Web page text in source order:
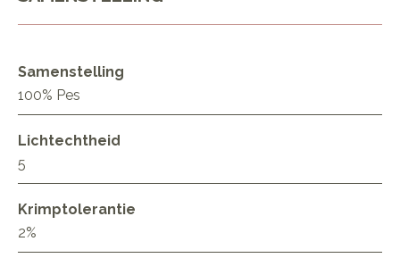
Samenstelling
100% Pes
Lichtechtheid
5
Krimptolerantie
2%